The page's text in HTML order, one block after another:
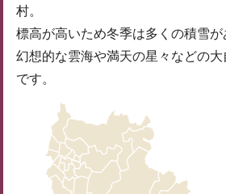
村。
標高が高いため冬季は多くの積雪
幻想的な雲海や満天の星々などの
です。